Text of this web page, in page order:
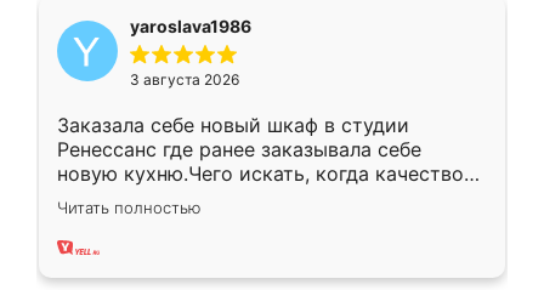
yaroslava1986
3 августа 2026
Заказала себе новый шкаф в студии
Ренессанс где ранее заказывала себе
новую кухню.Чего искать, когда качеством
вполне довольна. Служит кухня уже почти
два года, нареканий нет.
Читать полностью